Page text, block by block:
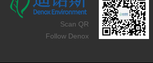
Scan QR
Follow Denox